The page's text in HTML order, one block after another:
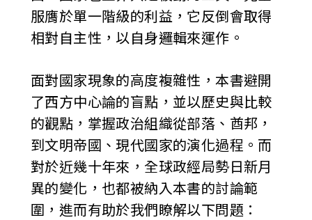
服膺於單一階級的利益，它反倒會取得
相對自主性，以自身邏輯來運作。
面對國家現象的高度複雜性，本書避開
了西方中心論的盲點，並以歷史與比較
的觀點，掌握政治組織從部落、酋邦，
到文明帝國、現代國家的演化過程。而
對於近幾十年來，全球政經局勢日新月
異的變化，也都被納入本書的討論範
圍，進而有助於我們瞭解以下問題：